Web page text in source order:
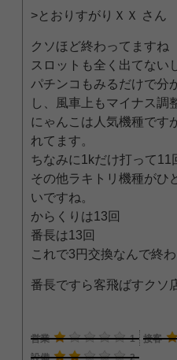
>とおりすがりＸＸ さん
クソほど終わってますね
スロットも全く出てない
パチンコもみるだけで分
し、風車上もマイナス調
にゃんこは人気機種です
れてます。
ちなみに1kだけ打って11
その他ラキトリ機種がひ
いですね。
からくりは13回
番長は13回
これで3円交換なんで終わ
番長ですら客飛ばすクソ
営業 1 接客
設備
2